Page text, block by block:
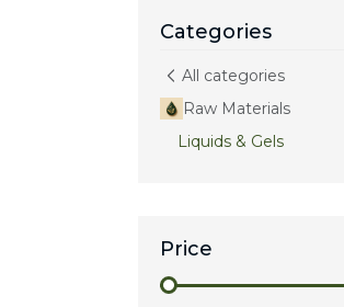
Categories
All categories
Raw Materials
Liquids & Gels
Price